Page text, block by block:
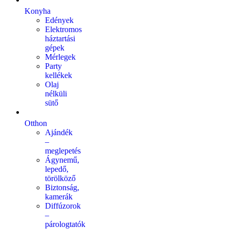
Konyha
Edények
Elektromos
háztartási
gépek
Mérlegek
Party
kellékek
Olaj
nélküli
sütő
Otthon
Ajándék
–
meglepetés
Ágynemű,
lepedő,
törölköző
Biztonság,
kamerák
Diffúzorok
–
párologtatók